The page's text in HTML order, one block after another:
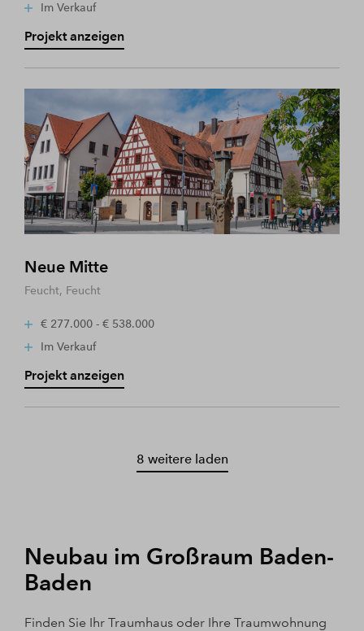
Im Verkauf
Projekt anzeigen
Neue Mitte
Feucht, Feucht
€ 277.000 - € 538.000
Im Verkauf
Projekt anzeigen
8 weitere laden
Neubau im Großraum Baden-
Baden
Finden Sie Ihr Traumhaus oder Ihre Traumwohnung